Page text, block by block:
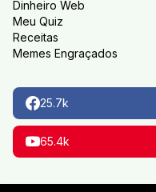
Dinheiro Web
Meu Quiz
Receitas
Memes Engraçados
25.7k
65.4k